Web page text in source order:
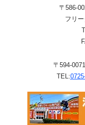
〒586-
フリー
〒594-
TEL: